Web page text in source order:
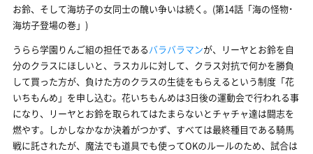
お鈴、そして海坊子の女同士の醜い争いは続く。(第14話「海の怪物･
海坊子登場の巻」)
うらら学園りんご組の担任であるバラバラマンが、リーヤとお鈴を自
分のクラスにほしいと、ラスカルに対して、クラス対抗で何かを勝負
して買った方が、負けた方のクラスの生徒をもらえるという制度「花
いちもんめ」を申し込む。花いちもんめは3日後の運動会で行われる事
になり、リーヤとお鈴を取られてはたまらないとチャチャ達は闘志を
燃やす。しかしなかなか決着がつかず、すべては最終種目である騎馬
戦に託されたが、魔法でも道具でも使ってOKのルールのため、試合は